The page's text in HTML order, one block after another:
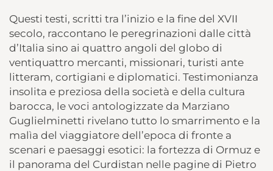
Questi testi, scritti tra l’inizio e la fine del XVII
secolo, raccontano le peregrinazioni dalle città
d’Italia sino ai quattro angoli del globo di
ventiquattro mercanti, missionari, turisti ante
litteram, cortigiani e diplomatici. Testimonianza
insolita e preziosa della società e della cultura
barocca, le voci antologizzate da Marziano
Guglielminetti rivelano tutto lo smarrimento e la
malìa del viaggiatore dell’epoca di fronte a
scenari e paesaggi esotici: la fortezza di Ormuz e
il panorama del Curdistan nelle pagine di Pietro